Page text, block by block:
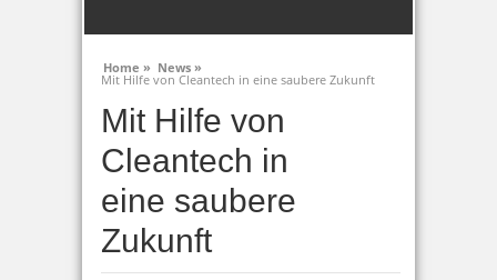
Home » News »
Mit Hilfe von Cleantech in eine saubere Zukunft
Mit Hilfe von
Cleantech in
eine saubere
Zukunft